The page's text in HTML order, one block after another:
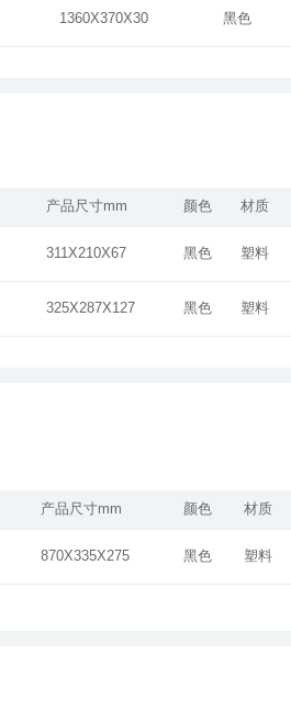
1360X370X30 黑色
产品尺寸mm 颜色 材质
311X210X67 黑色 塑料
325X287X127 黑色 塑料
产品尺寸mm 颜色 材质
870X335X275 黑色 塑料